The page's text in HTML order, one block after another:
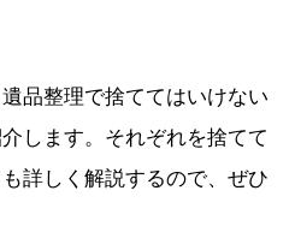
品整理で捨ててはいけない
します。それぞれを捨てて
詳しく解説するので、ぜひ